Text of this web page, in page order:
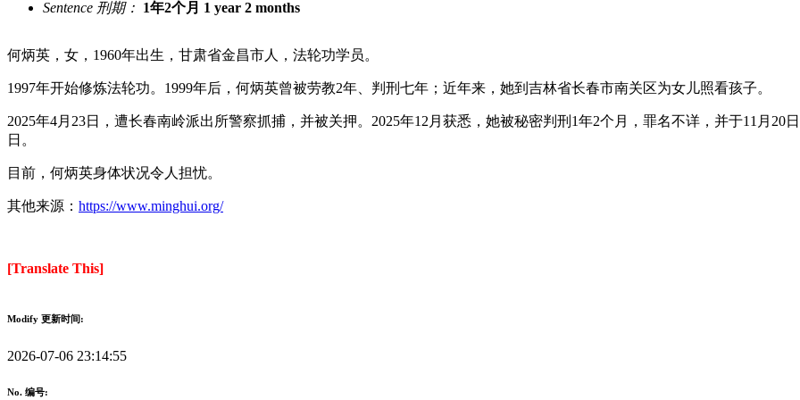
Sentence 刑期： 1年2个月 1 year 2 months
何炳英，女， 1960年出生，甘肃省金昌市人，法轮功学员。
1997年开始修炼法轮功。 1999年后，何炳英曾被劳教2年、判刑七年；近年来，她到吉林省长春市南关区为女儿照看孩子。
2025年4月 23日，遭长春南岭派出所警察抓捕，并被关押。 2025年12 月获悉，她被秘密判刑 1年2个月，罪名不详，并于11 月 20
日。
目前，何炳英身体状况令人担忧。
其他来源： https://www.minghui.org/
[Translate This]
Modify 更新时间:
2026-07-06 23:14:55
No. 编号: